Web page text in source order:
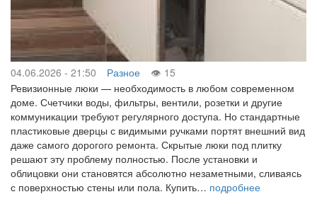
04.06.2026 - 21:50 Разное
15
Ревизионные люки — необходимость в любом современном
доме. Счетчики воды, фильтры, вентили, розетки и другие
коммуникации требуют регулярного доступа. Но стандартные
пластиковые дверцы с видимыми ручками портят внешний вид
даже самого дорогого ремонта. Скрытые люки под плитку
решают эту проблему полностью. После установки и
облицовки они становятся абсолютно незаметными, сливаясь
с поверхностью стены или пола. Купить… подробнее